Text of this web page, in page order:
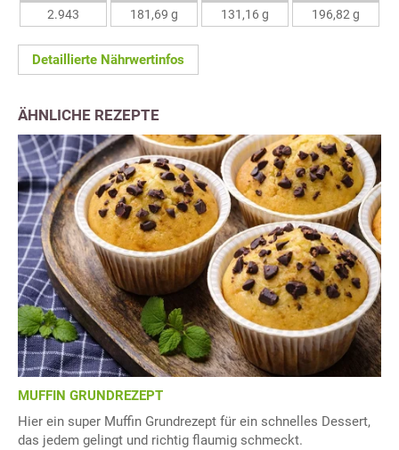
2.943 181,69 g 131,16 g 196,82 g
Detaillierte Nährwertinfos
ÄHNLICHE REZEPTE
MUFFIN GRUNDREZEPT
Hier ein super Muffin Grundrezept für ein schnelles Dessert,
das jedem gelingt und richtig flaumig schmeckt.